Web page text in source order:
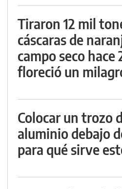
Tiraron 12 mil
cáscaras de
campo seco hace
floreció un
Colocar un trozo
aluminio debajo
para qué sirve